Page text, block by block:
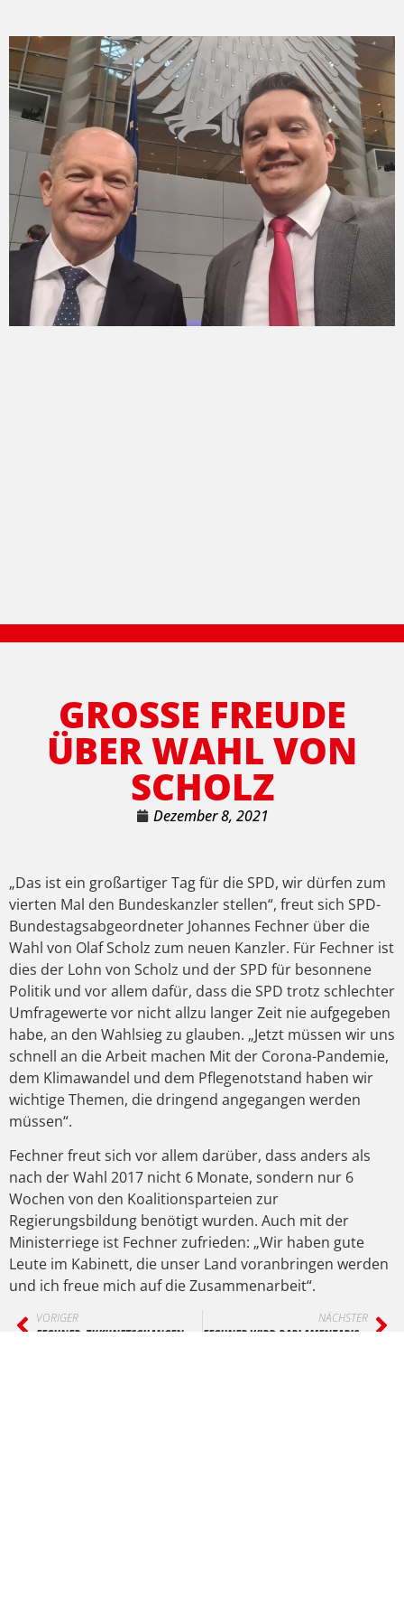
GROSSE FREUDE Ü
BER WAHL VON S
CHOLZ
Dezember 8, 2021
„Das ist ein großartiger Tag für die SPD, wir dürfen zum
vierten Mal den Bundeskanzler stellen“, freut sich SPD-
Bundestagsabgeordneter Johannes Fechner über die
Wahl von Olaf Scholz zum neuen Kanzler. Für Fechner ist
dies der Lohn von Scholz und der SPD für besonnene
Politik und vor allem dafür, dass die SPD trotz schlechter
Umfragewerte vor nicht allzu langer Zeit nie aufgegeben
habe, an den Wahlsieg zu glauben. „Jetzt müssen wir uns
schnell an die Arbeit machen Mit der Corona-Pandemie,
dem Klimawandel und dem Pflegenotstand haben wir
wichtige Themen, die dringend angegangen werden
müssen“.
Fechner freut sich vor allem darüber, dass anders als
nach der Wahl 2017 nicht 6 Monate, sondern nur 6
Wochen von den Koalitionsparteien zur
Regierungsbildung benötigt wurden. Auch mit der
Ministerriege ist Fechner zufrieden: „Wir haben gute
Leute im Kabinett, die unser Land voranbringen werden
und ich freue mich auf die Zusammenarbeit“.
VORIGER NÄCHSTER
FECHNER WIRD PARLAMENTARISCHER GESCHÄFTSFÜHRER UND JUSTIZIAR